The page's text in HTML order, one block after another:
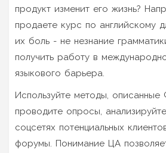
продукт изменит его жизнь?
продаете курс по английскому
их боль - не незнание
получить работу в
языкового барьера.
Используйте методы,
проводите опросы,
соцсетях потенциальных
форумы. Понимание ЦА